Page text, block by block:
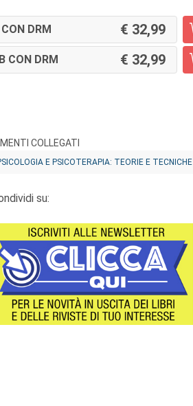
DRM 32,99
CON DRM 32,99
COLLEGATI
E PSICOTERAPIA: TEORIE E TECNICHE
su: